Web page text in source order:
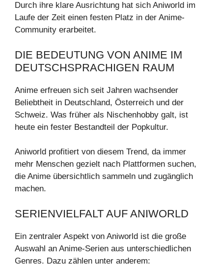
Durch ihre klare Ausrichtung hat sich Aniworld im
Laufe der Zeit einen festen Platz in der Anime-
Community erarbeitet.
DIE BEDEUTUNG VON ANIME IM
DEUTSCHSPRACHIGEN RAUM
Anime erfreuen sich seit Jahren wachsender
Beliebtheit in Deutschland, Österreich und der
Schweiz. Was früher als Nischenhobby galt, ist
heute ein fester Bestandteil der Popkultur.
Aniworld profitiert von diesem Trend, da immer
mehr Menschen gezielt nach Plattformen suchen,
die Anime übersichtlich sammeln und zugänglich
machen.
SERIENVIELFALT AUF ANIWORLD
Ein zentraler Aspekt von Aniworld ist die große
Auswahl an Anime-Serien aus unterschiedlichen
Genres. Dazu zählen unter anderem: